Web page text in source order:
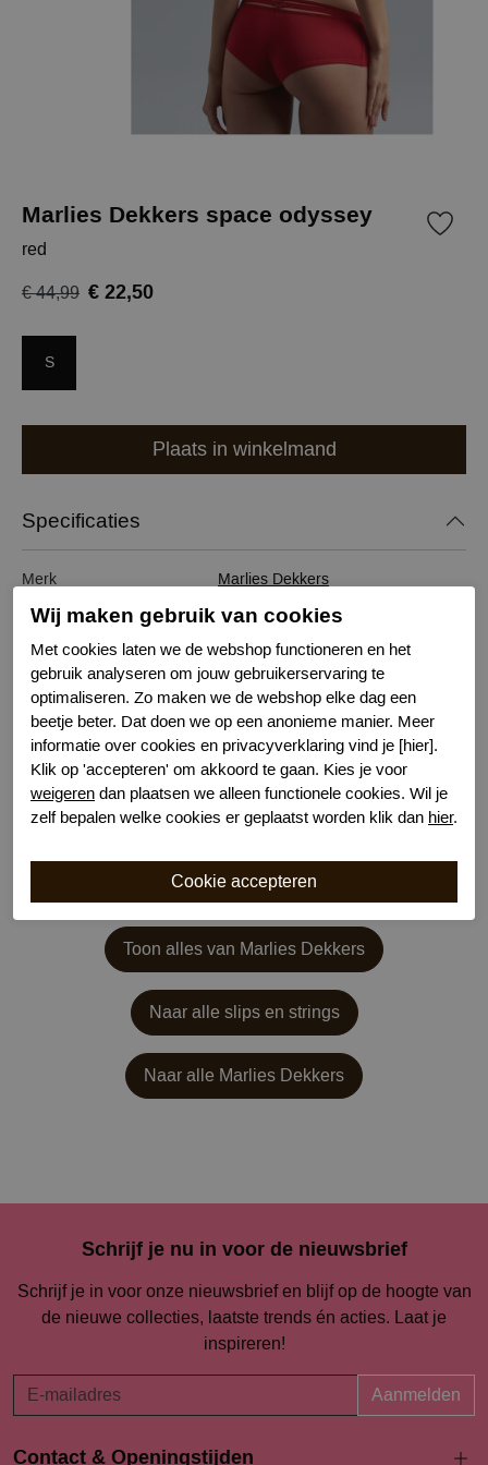
Marlies Dekkers space odyssey
red
€ 44,99 € 22,50
S
Plaats in winkelmand
Specificaties
Merk
Marlies Dekkers
Serie naam
Space Odyssey
Leveranciercode
Bestelcode
634101738
Kleur
Rood
Wasvoorschrift
30 graden machinewas
Model
Hipster
Kenmerk
Katoenen kruisje
Toon alles van Marlies Dekkers
Naar alle slips en strings
Naar alle Marlies Dekkers
Schrijf je nu in voor de nieuwsbrief
Schrijf je in voor onze nieuwsbrief en blijf op de hoogte van
de nieuwe collecties, laatste trends én acties. Laat je
inspireren!
Aanmelden
Contact & Openingstijden
Wij maken gebruik van cookies
Met cookies laten we de webshop functioneren en het
gebruik analyseren om jouw gebruikerservaring te
optimaliseren. Zo maken we de webshop elke dag een
beetje beter. Dat doen we op een anonieme manier. Meer
informatie over cookies en privacyverklaring vind je [hier].
Klik op 'accepteren' om akkoord te gaan. Kies je voor
weigeren dan plaatsen we alleen functionele cookies. Wil je
zelf bepalen welke cookies er geplaatst worden klik dan hier.